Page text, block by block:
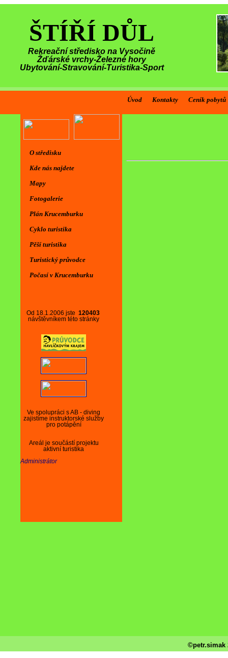
ŠTÍŘÍ DŮL
Rekreační středisko na Vysočině
Žďárské vrchy-Železné hory
Ubytování-Stravování-Turistika-Sport
Úvod Kontakty Ceník pobytů
Od 18.1.2006 jste 120403
návštěvníkem této stránky
Ve spolupráci s AB - diving
zajistíme instruktorské služby
pro potápění
Areál je součástí projektu
aktivní turistika
Administrátor
O středisku
Kde nás najdete
Mapy
Fotogalerie
Plán Krucemburku
Cyklo turistika
Pěší turistika
Turistický průvodce
Počasí v Krucemburku
©petr.simak